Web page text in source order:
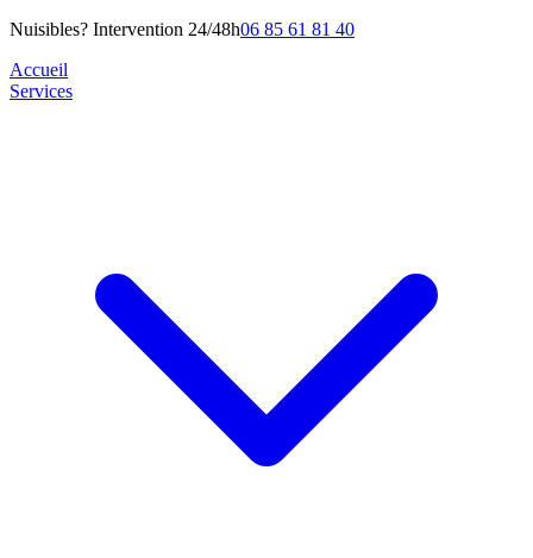
Nuisibles? Intervention 24/48h06 85 61 81 40
Accueil
Services